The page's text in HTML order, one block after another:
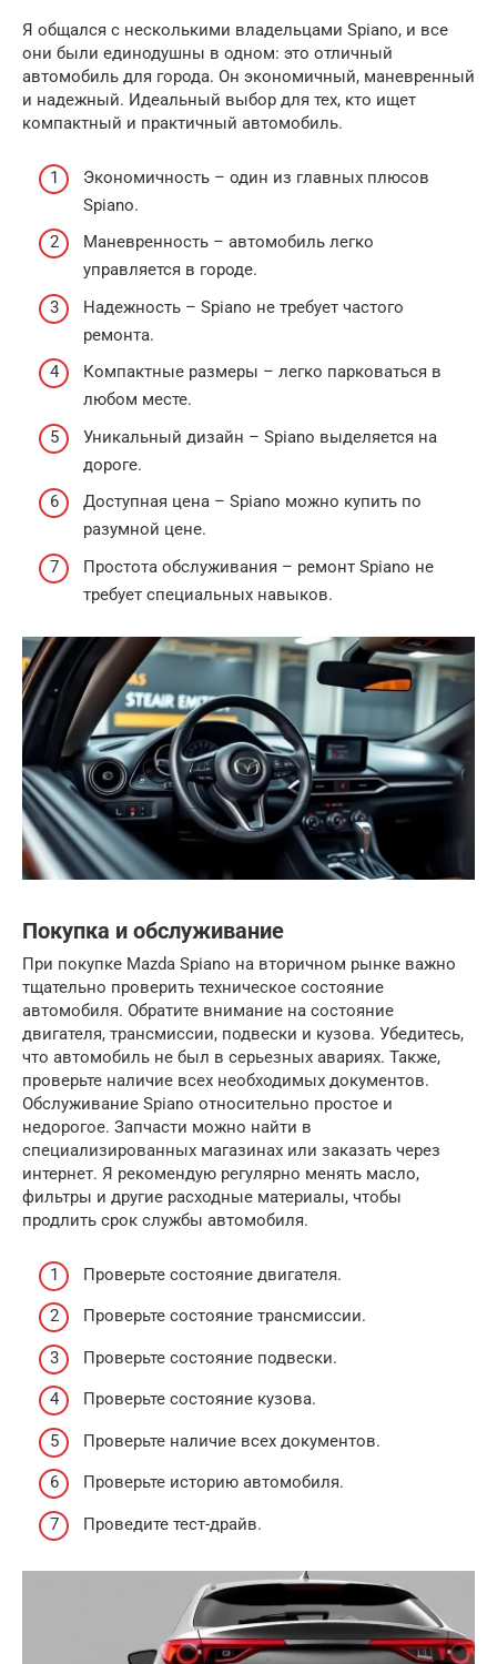
Я общался с несколькими владельцами Spiano, и все
они были единодушны в одном: это отличный
автомобиль для города. Он экономичный, маневренный
и надежный. Идеальный выбор для тех, кто ищет
компактный и практичный автомобиль.
Экономичность – один из главных плюсов
Spiano.
Маневренность – автомобиль легко
управляется в городе.
Надежность – Spiano не требует частого
ремонта.
Компактные размеры – легко парковаться в
любом месте.
Уникальный дизайн – Spiano выделяется на
дороге.
Доступная цена – Spiano можно купить по
разумной цене.
Простота обслуживания – ремонт Spiano не
требует специальных навыков.
Покупка и обслуживание
При покупке Mazda Spiano на вторичном рынке важно
тщательно проверить техническое состояние
автомобиля. Обратите внимание на состояние
двигателя, трансмиссии, подвески и кузова. Убедитесь,
что автомобиль не был в серьезных авариях. Также,
проверьте наличие всех необходимых документов.
Обслуживание Spiano относительно простое и
недорогое. Запчасти можно найти в
специализированных магазинах или заказать через
интернет. Я рекомендую регулярно менять масло,
фильтры и другие расходные материалы, чтобы
продлить срок службы автомобиля.
Проверьте состояние двигателя.
Проверьте состояние трансмиссии.
Проверьте состояние подвески.
Проверьте состояние кузова.
Проверьте наличие всех документов.
Проверьте историю автомобиля.
Проведите тест-драйв.